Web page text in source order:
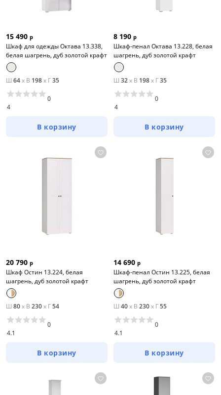
15 490 р
Шкаф для одежды Октава 13.338,
белая шагрень, дуб золотой крафт
Ш 64x В 198x Г35
4
0
В корзину
8 190 р
Шкаф-пенал Октава 13.228, белая
шагрень, дуб золотой крафт
Ш 32x В 198x Г35
4
0
В корзину
20 790 р
Шкаф Остин 13.224, белая
шагрень, дуб золотой крафт
Ш 80x В 230x Г54
4.1
0
В корзину
14 690 р
Шкаф-пенал Остин 13.225, белая
шагрень, дуб золотой крафт
Ш 40x В 230x Г55
4.1
0
В корзину